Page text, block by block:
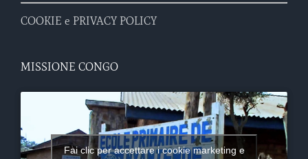
COOKIE e PRIVACY POLICY
MISSIONE CONGO
Fai clic per accettare i cookie marketing e